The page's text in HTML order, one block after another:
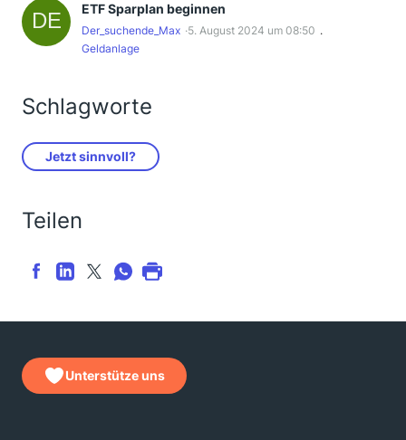
ETF Sparplan beginnen
Der_suchende_Max 5. August 2024 um 08:50
Geldanlage
Schlagworte
Jetzt sinnvoll?
Teilen
Unterstütze uns